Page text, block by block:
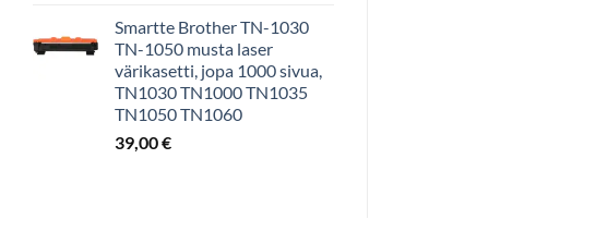
Smartte Brother TN-1030
TN-1050 musta laser
värikasetti, jopa 1000 sivua,
TN1030 TN1000 TN1035
TN1050 TN1060
39,00€